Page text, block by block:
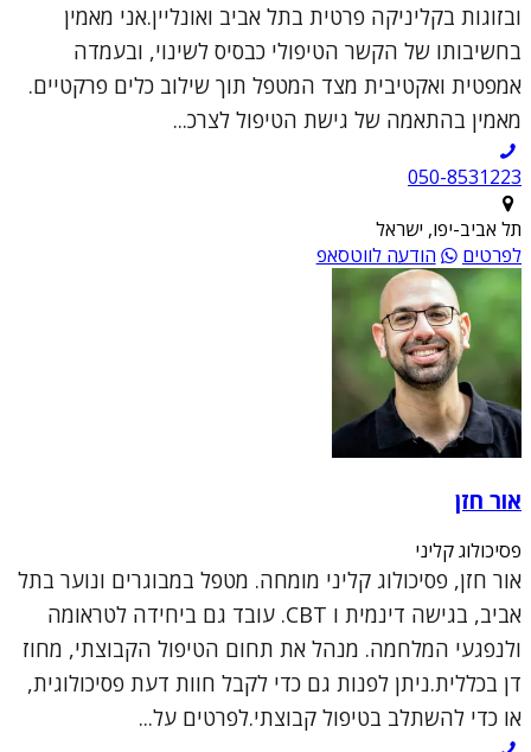
ובזוגות בקליניקה פרטית בתל אביב ואונליין.אני מאמין
בחשיבותו של הקשר הטיפולי כבסיס לשינוי, ובעמדה
אמפטית ואקטיבית מצד המטפל תוך שילוב כלים פרקטיים.
מאמין בהתאמה של גישת הטיפול לצרכ...
050-8531223
תל אביב-יפו, ישראל
לפרטים
הודעה לווטסאפ
אור חזן
פסיכולוג קליני
אור חזן, פסיכולוג קליני מומחה. מטפל במבוגרים ונוער בתל
אביב, בגישה דינמית ו CBT. עובד גם ביחידה לטראומה
ולנפגעי המלחמה. מנהל את תחום הטיפול הקבוצתי, מחוז
דן בכללית.ניתן לפנות גם כדי לקבל חוות דעת פסיכולוגית,
או כדי להשתלב בטיפול קבוצתי.לפרטים על...